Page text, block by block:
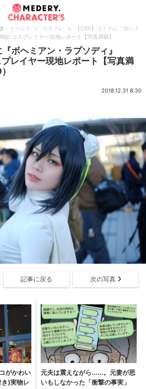
・イベント > コスプレ >
【C95】コミケに『ボヘミ
臨! コスプレイヤー現地レポート【写真満載】
ボヘミアン・ラプソディ』
レイヤー現地レポート【写真満
2018.12.31 8:30
記事に戻る 次の写真